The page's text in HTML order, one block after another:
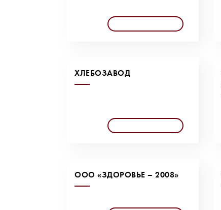
ХЛЕБОЗАВОД
ООО «ЗДОРОВЬЕ – 2008»